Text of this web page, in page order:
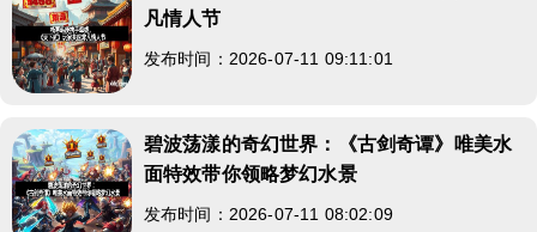
凡情人节
发布时间：2026-07-11 09:11:01
碧波荡漾的奇幻世界：《古剑奇谭》唯美水
面特效带你领略梦幻水景
发布时间：2026-07-11 08:02:09